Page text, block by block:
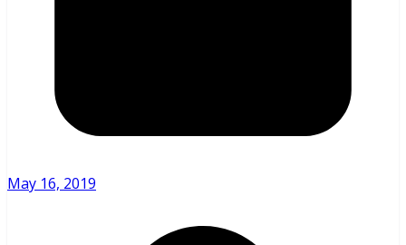
May 16, 2019